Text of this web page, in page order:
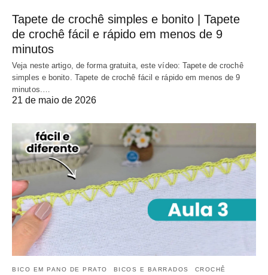
Tapete de crochê simples e bonito | Tapete
de crochê fácil e rápido em menos de 9
minutos
Veja neste artigo, de forma gratuita, este vídeo: Tapete de crochê
simples e bonito. Tapete de crochê fácil e rápido em menos de 9
minutos.…
21 de maio de 2026
BICO EM PANO DE PRATO BICOS E BARRADOS CROCHÊ